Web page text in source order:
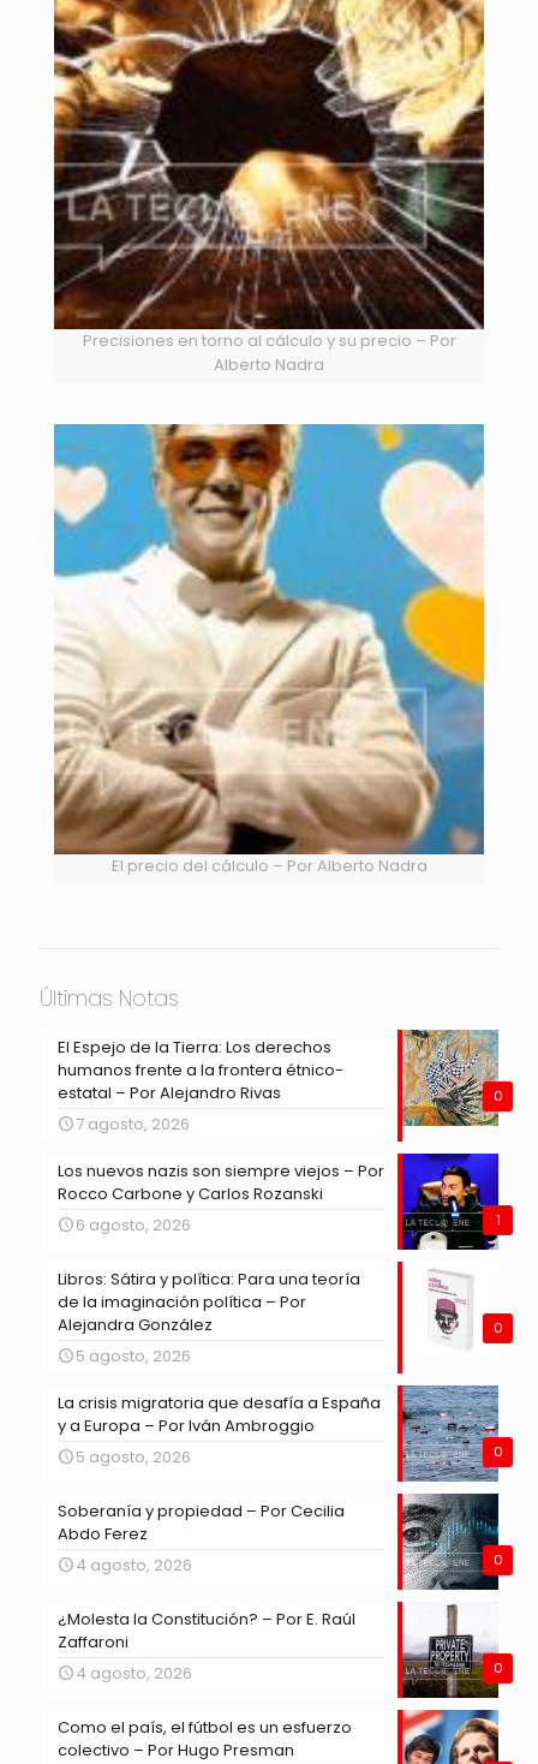
Precisiones en torno al cálculo y su precio – Por
Alberto Nadra
El precio del cálculo – Por Alberto Nadra
Últimas Notas
0
El Espejo de la Tierra: Los derechos
humanos frente a la frontera étnico-
estatal – Por Alejandro Rivas
7 agosto, 2026
1
Los nuevos nazis son siempre viejos – Por
Rocco Carbone y Carlos Rozanski
6 agosto, 2026
0
Libros: Sátira y política: Para una teoría
de la imaginación política – Por
Alejandra González
5 agosto, 2026
0
La crisis migratoria que desafía a España
y a Europa – Por Iván Ambroggio
5 agosto, 2026
0
Soberanía y propiedad – Por Cecilia
Abdo Ferez
4 agosto, 2026
0
¿Molesta la Constitución? – Por E. Raúl
Zaffaroni
4 agosto, 2026
Como el país, el fútbol es un esfuerzo
colectivo – Por Hugo Presman